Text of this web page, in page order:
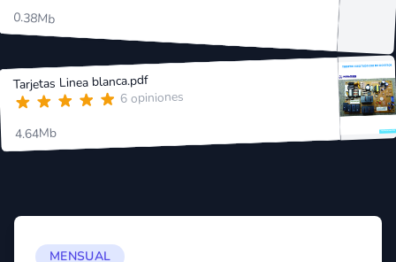
0.38Mb
Tarjetas Linea blanca.pdf
6 opiniones
4.64Mb
MENSUAL